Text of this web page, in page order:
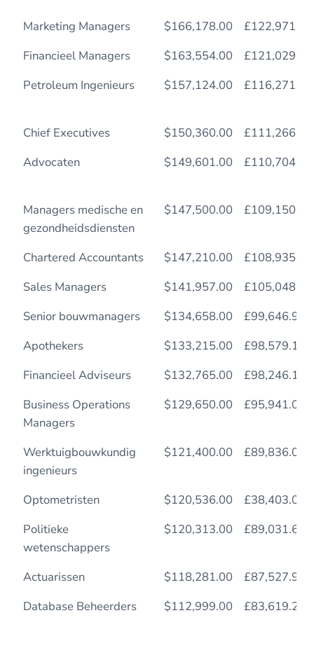
Marketing Managers $166,178.00
£122,971.72
Financieel Managers
$163,554.00
£121,029.96
Petroleum Ingenieurs
$157,124.00 £116,271.76
Chief Executives $150,360.00
£111,266.40
Advocaten
$149,601.00 £110,704.74
Managers medische en
gezondheidsdiensten
$147,500.00 £109,150.00
Chartered Accountants $147,210.00
£108,935.40
Sales Managers
$141,957.00
£105,048.18
Senior bouwmanagers
$134,658.00
£99,646.92
Apothekers
$133,215.00
£98,579.10
Financieel Adviseurs
$132,765.00
£98,246.10
Business Operations
Managers
$129,650.00 £95,941.00
Werktuigbouwkundig
ingenieurs
$121,400.00 £89,836.00
Optometristen $120,536.00
£38,403.00
Politieke
wetenschappers
$120,313.00 £89,031.62
Actuarissen $118,281.00
£87,527.94
Database Beheerders
$112,999.00 £83,619.26